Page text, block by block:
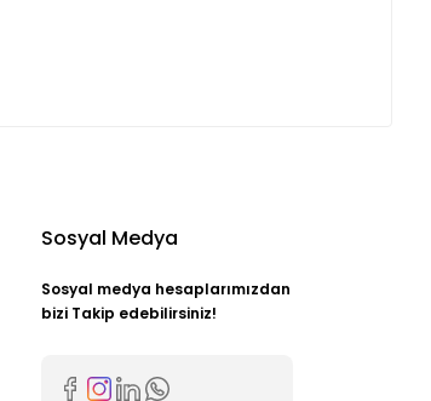
Sosyal Medya
Sosyal medya hesaplarımızdan
bizi Takip edebilirsiniz!